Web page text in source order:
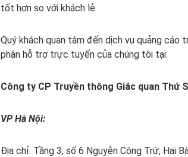
tốt hơn so với khách lẻ.
Quý khách quan tâm đến dịch vụ quảng
phận hỗ trợ trực tuyến của chúng tôi tại:
Công ty CP Truyền thông Giác quan Thứ
VP Hà Nội:
Địa chỉ: Tầng 3, số 6 Nguyễn Công Trứ, Hai